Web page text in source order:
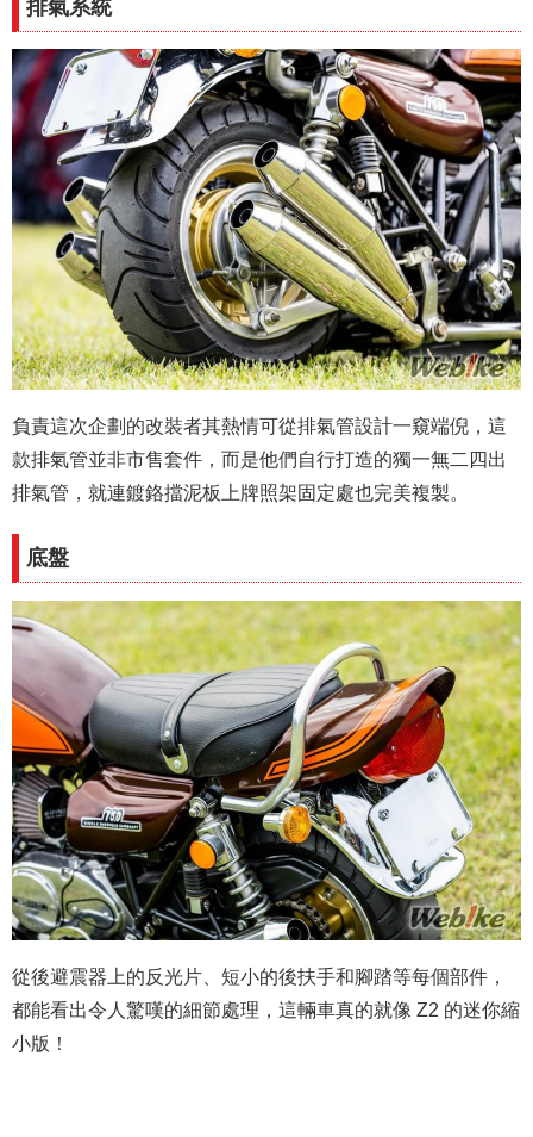
排氣系統
負責這次企劃的改裝者其熱情可從排氣管設計一窺端倪，這
款排氣管並非市售套件，而是他們自行打造的獨一無二四出
排氣管，就連鍍鉻擋泥板上牌照架固定處也完美複製。
底盤
從後避震器上的反光片、短小的後扶手和腳踏等每個部件，
都能看出令人驚嘆的細節處理，這輛車真的就像 Z2 的迷你縮
小版！